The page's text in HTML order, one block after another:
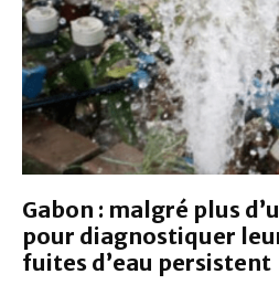
Gabon : malgré plus
pour diagnostiquer
fuites d’eau persistent